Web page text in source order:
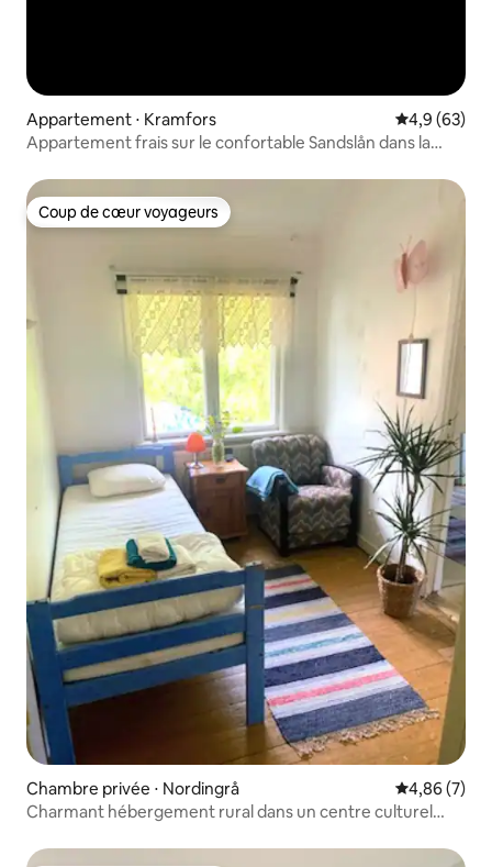
Appartement ⋅ Kramfors Évaluation
4,9 (63)
Appartement frais sur le confortable Sandslån dans la
Coup de cœur voyageurs
Coup de cœur voyageurs
Chambre privée ⋅ Nordingrå Évaluation
4,86 (7)
Charmant hébergement rural dans un centre culturel